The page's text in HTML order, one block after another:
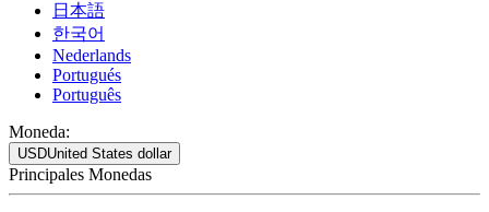
日本語
한국어
Nederlands
Portugués
Português
Moneda:
USDUnited States dollar
Principales Monedas